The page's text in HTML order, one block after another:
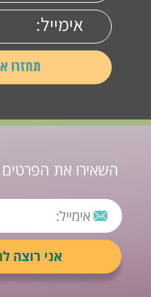
השאירו את הפרטים